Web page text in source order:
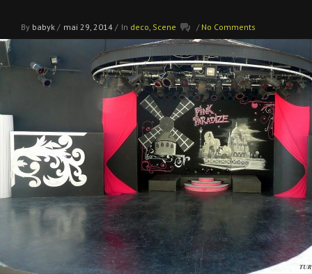
By babyk / mai 29, 2014 / In deco Scene / No Comments